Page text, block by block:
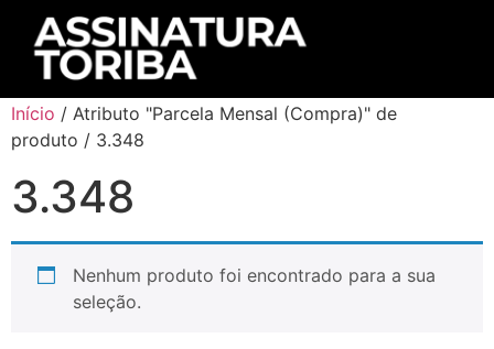
Início / Atributo "Parcela Mensal (Compra)" de
produto / 3.348
3.348
Nenhum produto foi encontrado para a sua
seleção.